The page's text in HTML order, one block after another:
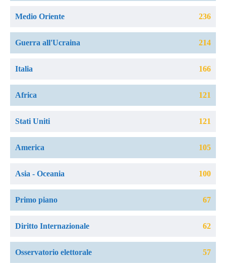
Medio Oriente 236
Guerra all'Ucraina 214
Italia 166
Africa 121
Stati Uniti 121
America 105
Asia - Oceania 100
Primo piano 67
Diritto Internazionale 62
Osservatorio elettorale 57